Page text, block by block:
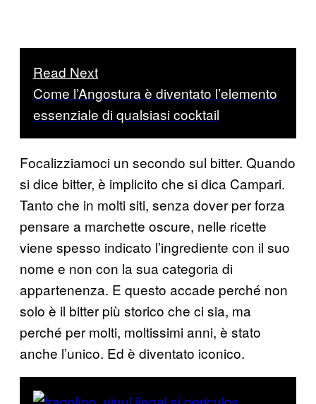
Read Next
Come l’Angostura è diventato l’elemento
essenziale di qualsiasi cocktail
Focalizziamoci un secondo sul bitter. Quando
si dice bitter, è implicito che si dica Campari.
Tanto che in molti siti, senza dover per forza
pensare a marchette oscure, nelle ricette
viene spesso indicato l’ingrediente con il suo
nome e non con la sua categoria di
appartenenza. E questo accade perché non
solo è il bitter più storico che ci sia, ma
perché per molti, moltissimi anni, è stato
anche l’unico. Ed è diventato iconico.